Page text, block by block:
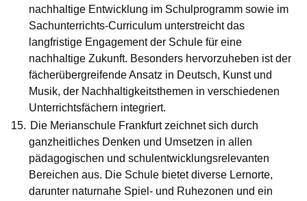
nachhaltige Entwicklung im Schulprogramm sowie im
Sachunterrichts-Curriculum unterstreicht das
langfristige Engagement der Schule für eine
nachhaltige Zukunft. Besonders hervorzuheben ist der
fächerübergreifende Ansatz in Deutsch, Kunst und
Musik, der Nachhaltigkeitsthemen in verschiedenen
Unterrichtsfächern integriert.
Die Merianschule Frankfurtzeichnet sich durch
ganzheitliches Denken und Umsetzen in allen
pädagogischen und schulentwicklungsrelevanten
Bereichen aus. Die Schule bietet diverse Lernorte,
darunter naturnahe Spiel- und Ruhezonen und ein